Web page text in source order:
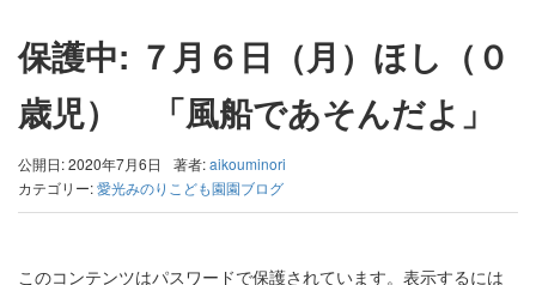
保護中: ７月６日（月）ほし（０
歳児） 「風船であそんだよ」
公開日: 2020年7月6日 著者:aikouminori
カテゴリー:愛光みのりこども園園ブログ
このコンテンツはパスワードで保護されています。表示するには